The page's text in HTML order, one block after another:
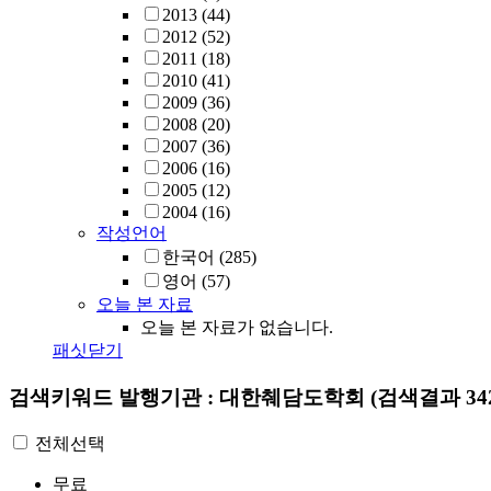
2013 (44)
2012 (52)
2011 (18)
2010 (41)
2009 (36)
2008 (20)
2007 (36)
2006 (16)
2005 (12)
2004 (16)
작성언어
한국어 (285)
영어 (57)
오늘 본 자료
오늘 본 자료가 없습니다.
패싯닫기
검색키워드 발행기관 : 대한췌담도학회 (검색결과
전체선택
무료